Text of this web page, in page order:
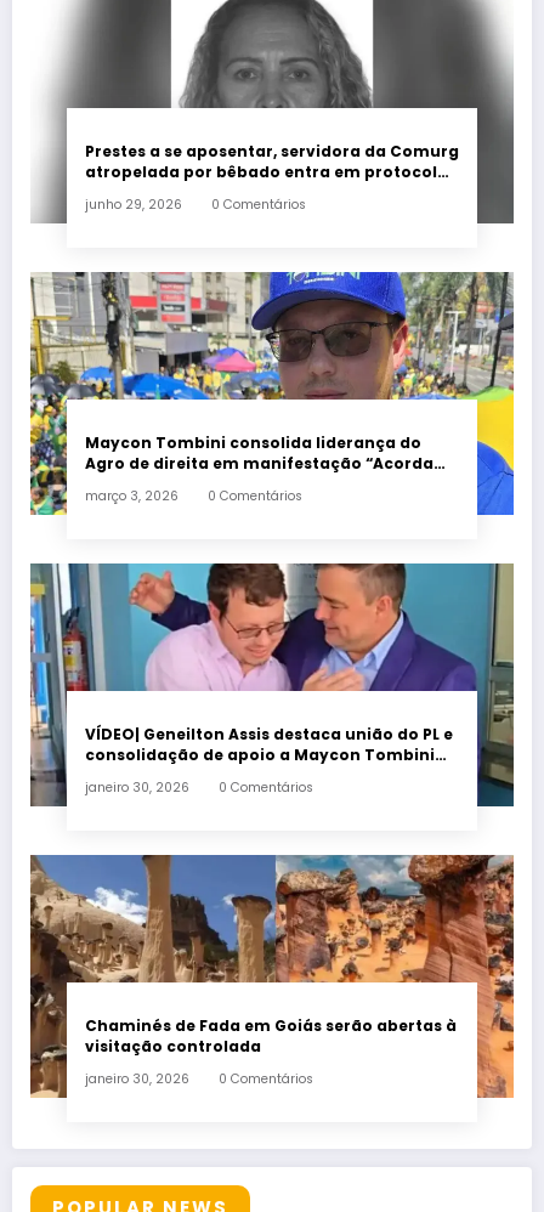
Prestes a se aposentar, servidora da Comurg
atropelada por bêbado entra em protocolo
junho 29, 2026 0 Comentários
Maycon Tombini consolida liderança do
Agro de direita em manifestação “Acorda
março 3, 2026 0 Comentários
VÍDEO| Geneilton Assis destaca união do PL e
consolidação de apoio a Maycon Tombini
janeiro 30, 2026 0 Comentários
Chaminés de Fada em Goiás serão abertas à
visitação controlada
janeiro 30, 2026 0 Comentários